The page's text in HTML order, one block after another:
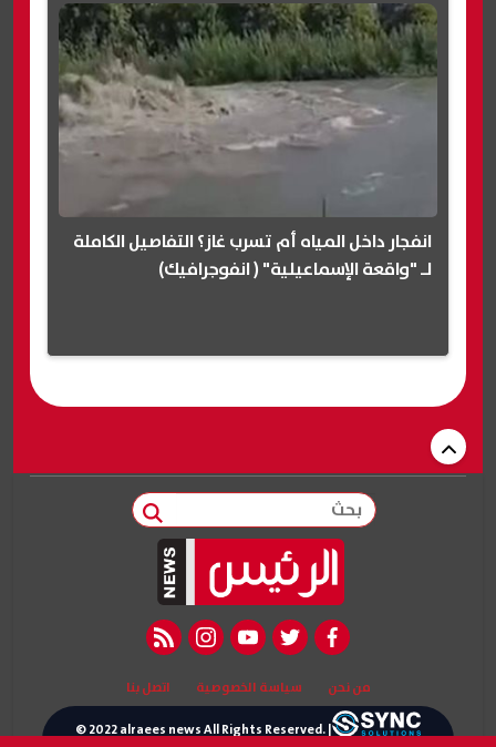
انفجار داخل المياه أم تسرب غاز؟ التفاصيل الكاملة
لـ "واقعة الإسماعيلية" ( انفوجرافيك)
بحث
facebook
twitter
youtube
instagram
rss feed
من نحن سياسة الخصوصية اتصل بنا
© 2022 alraees news All Rights Reserved. |